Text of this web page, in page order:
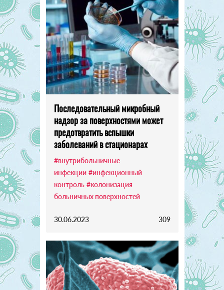
Последовательный микробный
надзор за поверхностями может
предотвратить вспышки
заболеваний в стационарах
#внутрибольничные
инфекции #инфекционный
контроль #колонизация
больничных поверхностей
30.06.2023 309